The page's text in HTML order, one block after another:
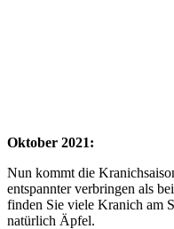
Oktober 2021:
Nun kommt die
entspannter verbringen als
finden Sie viele Kranich am
natürlich Äpfel.